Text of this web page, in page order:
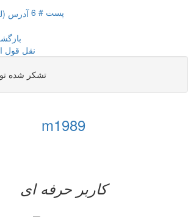
پست # 6
نقل قول
تشکر شده
m1989
کاربر حرفه ای